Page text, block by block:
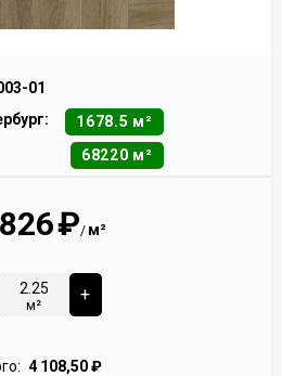
01
1678.5 м²
68220 м²
₽/ м²
м²
+
4 108,50₽